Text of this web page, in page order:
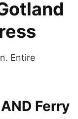
Entire
Ferry